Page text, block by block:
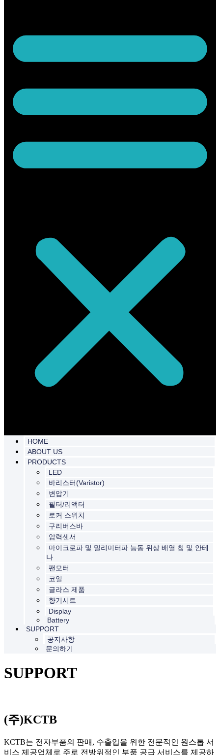
HOME
ABOUT US
PRODUCTS
LED
바리스터(Varistor)
변압기
필터/리액터
로커 스위치
구리버스바
압력센서
마이크로파 및 밀리미터파 능동 위상 배열 칩 및 안테
나
팬모터
코일
글라스 제품
향기시트
Display
Battery
SUPPORT
공지사항
문의하기
SUPPORT
(주)KCTB
KCTB는 전자부품의 판매, 수출입을 위한 전문적인 원스톱 서
비스 제공업체로 주로 전방위적인 부품 공급 서비스를 제공하